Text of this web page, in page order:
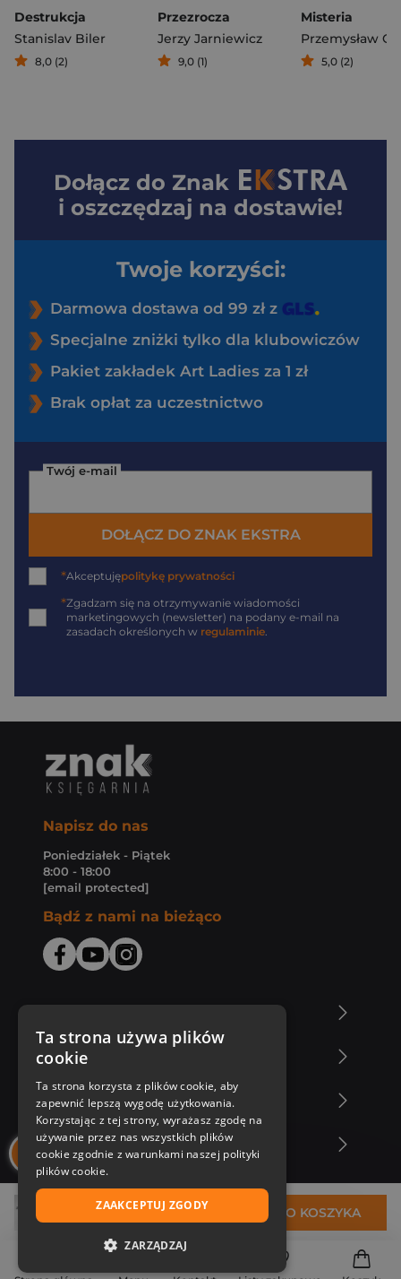
52,99 zł DO KOSZYKA
Destrukcja
Stanislav Biler
8,0 (2)
Przezrocza
Jerzy Jarniewicz
9,0 (1)
Misteria
5,0 (2)
Dołącz do Znak
i oszczędzaj na dostawie!
Twoje korzyści:
Darmowa dostawa od 99 zł z
Specjalne zniżki tylko dla klubowiczów
Pakiet zakładek Art Ladies za 1 zł
Brak opłat za uczestnictwo
Twój e-mail
DOŁĄCZ DO ZNAK EKSTRA
*Akceptujępolitykę prywatności
*Zgadzam się na otrzymywanie wiadomości
marketingowych (newsletter) na podany e-mail na
zasadach określonych w regulaminie
Napisz do nas
Poniedziałek - Piątek
8:00 - 18:00
[email protected]
Bądź z nami na bieżąco
Zakupy u nas
Nasza oferta
Nasi autorzy
Ta strona używa plików
cookie
Ta strona korzysta z plików cookie, aby
zapewnić lepszą wygodę użytkowania.
Korzystając z tej strony, wyrażasz zgodę na
używanie przez nas wszystkich plików
cookie zgodnie z warunkami naszej polityki
plików cookie.
ZAAKCEPTUJ ZGODY
ZARZĄDZAJ